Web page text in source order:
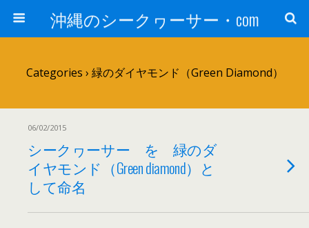
沖縄のシークヮーサー・com
Categories › 緑のダイヤモンド（Green Diamond）
06/02/2015
シークヮーサー を 緑のダ
イヤモンド（Green diamond）と
して命名